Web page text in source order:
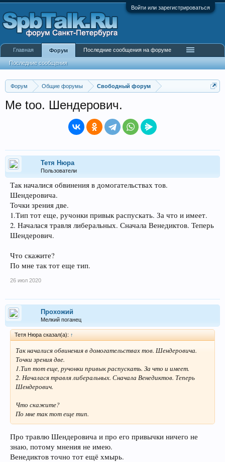
Войти или зарегистрироваться
Форум Общие форумы Свободный форум
Me too. Шендерович.
Тетя Нюра
Пользователи
Так началися обвинения в домогательствах тов.
Шендеровича.
Точки зрения две.
1.Тип тот еще, ручонки привык распускать. За что и имеет.
2. Началася травля либеральных. Сначала Венедиктов. Теперь
Шендерович.
Что скажите?
По мне так тот еще тип.
26 июл 2020
Прохожий
Мелкий поганец
Тетя Нюра сказал(а): ↑
Так началися обвинения в домогательствах тов. Шендеровича.
Точки зрения две.
1.Тип тот еще, ручонки привык распускать. За что и имеет.
2. Началася травля либеральных. Сначала Венедиктов. Теперь
Шендерович.
Что скажите?
По мне так тот еще тип.
Про травлю Шендеровича и про его привычки ничего не
знаю, потому мнения не имею.
Венедиктов точно тот ещё хмырь.
Главная Форум
Последние сообщения
Последние сообщения на форуме